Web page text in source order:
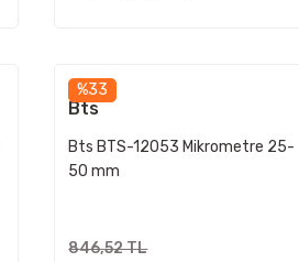
%33
Bts
Bts BTS-12053 Mikrometre 25-
50 mm
846,52 TL